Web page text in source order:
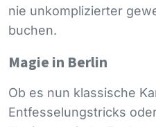
nie unkomplizierter
buchen.
Magie in Berlin
Ob es nun klassische
Entfesselungstricks